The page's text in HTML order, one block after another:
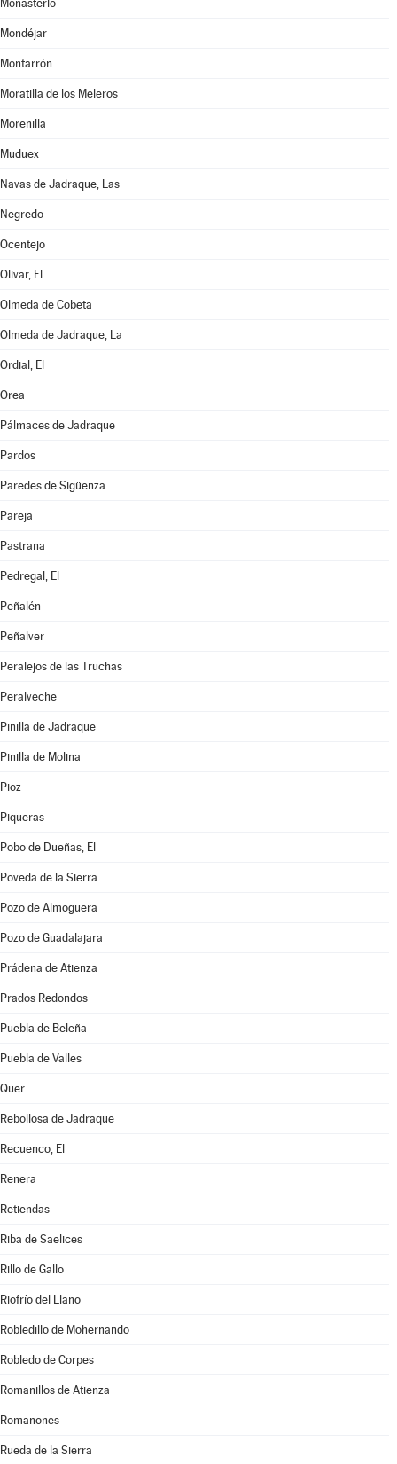
Monasterio
Mondéjar
Montarrón
Moratilla de los Meleros
Morenilla
Muduex
Navas de Jadraque, Las
Negredo
Ocentejo
Olivar, El
Olmeda de Cobeta
Olmeda de Jadraque, La
Ordial, El
Orea
Pálmaces de Jadraque
Pardos
Paredes de Sigüenza
Pareja
Pastrana
Pedregal, El
Peñalén
Peñalver
Peralejos de las Truchas
Peralveche
Pinilla de Jadraque
Pinilla de Molina
Pioz
Piqueras
Pobo de Dueñas, El
Poveda de la Sierra
Pozo de Almoguera
Pozo de Guadalajara
Prádena de Atienza
Prados Redondos
Puebla de Beleña
Puebla de Valles
Quer
Rebollosa de Jadraque
Recuenco, El
Renera
Retiendas
Riba de Saelices
Rillo de Gallo
Riofrío del Llano
Robledillo de Mohernando
Robledo de Corpes
Romanillos de Atienza
Romanones
Rueda de la Sierra